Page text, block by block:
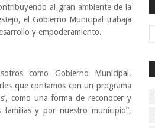
al gran ambiente de la
el Gobierno Municipal trabaja
y empoderamiento.
como Gobierno Municipal.
que contamos con un programa
como una forma de reconocer y
y por nuestro municipio”,